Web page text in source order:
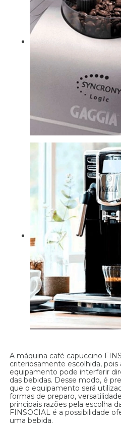
A máquina café capuccino
criteriosamente escolhida, pois
equipamento pode interferir
das bebidas. Desse modo, é
que o equipamento será
formas de preparo,
principais razões pela escolha
FINSOCIAL é a possibilidade
uma bebida.